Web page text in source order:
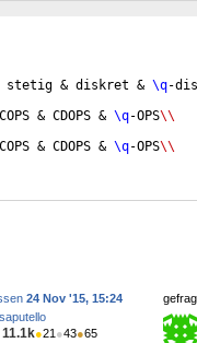
stetig & diskret &
\q-
& CDOPS & \q-OPS\\
& CDOPS & \q-OPS\\
24 Nov '15, 15:24
saputello
11.1k●21 ●43●65